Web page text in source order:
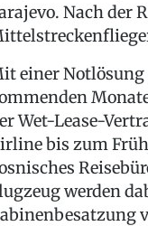
Nach der
einer
Wet-Lease-
bis zum
werden